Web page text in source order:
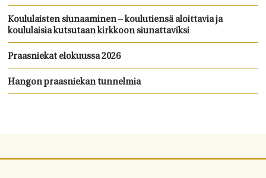
Koululaisten siunaaminen – koulutiensä aloittavia ja
koululaisia kutsutaan kirkkoon siunattaviksi
Praasniekat elokuussa 2026
Hangon praasniekan tunnelmia